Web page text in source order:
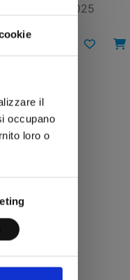
il
occupano
loro o
25/03/2025